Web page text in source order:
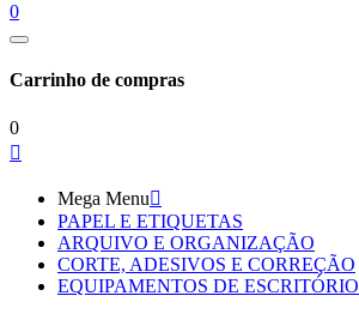
0
Carrinho de compras
0

Mega Menu
PAPEL E ETIQUETAS
ARQUIVO E ORGANIZAÇÃO
CORTE, ADESIVOS E CORREÇÃO
EQUIPAMENTOS DE ESCRITÓRIO